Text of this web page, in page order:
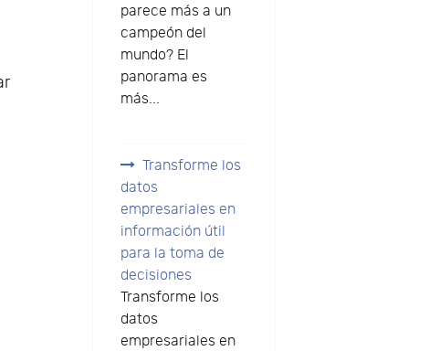
parece más a un
campeón del
mundo? El
panorama es
más...
Transforme los
datos
empresariales en
información útil
para la toma de
decisiones
Transforme los
datos
empresariales en